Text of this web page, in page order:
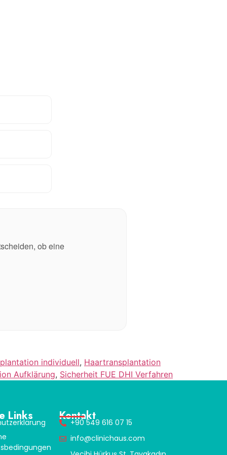
ob eine
individuell, Haartransplantation
Aufklärung, Sicherheit FUE DHI Verfahren
Links Kontakt
+90 549 616 07 15
info@clinichaus.com